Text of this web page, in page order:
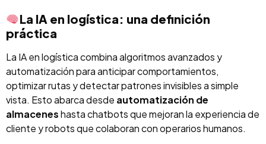
La IA en logística: una definición
práctica
La IA en logística combina algoritmos avanzados y
automatización para anticipar comportamientos,
optimizar rutas y detectar patrones invisibles a simple
vista. Esto abarca desde automatización de
almaceneshasta chatbots que mejoran la experiencia de
cliente y robots que colaboran con operarios humanos.